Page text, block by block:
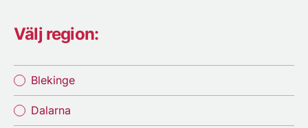
Välj region:
Blekinge
Dalarna